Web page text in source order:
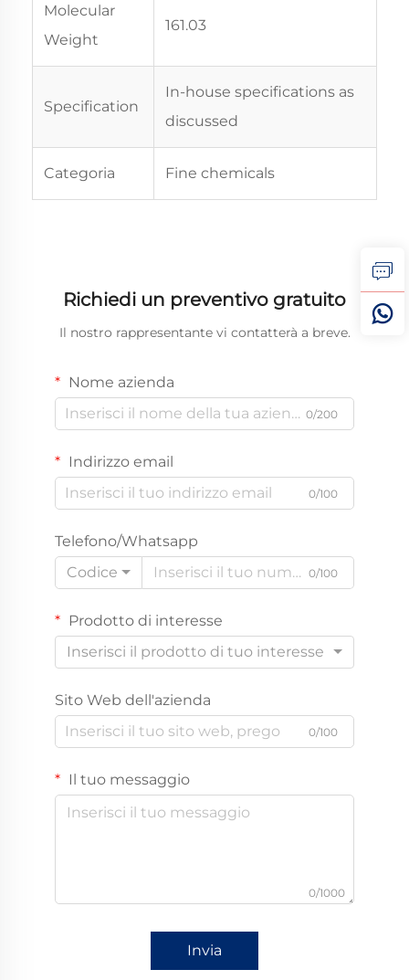
Molecular
Weight
161.03
Specification
In-house specifications as
discussed
Categoria Fine chemicals
Richiedi un preventivo gratuito
Il nostro rappresentante vi contatterà a breve.
Nome azienda
0/200
Indirizzo email
0/100
Telefono/Whatsapp
Codice
0/100
Prodotto di interesse
Inserisci il prodotto di tuo interesse
Sito Web dell'azienda
0/100
Il tuo messaggio
0/1000
Invia